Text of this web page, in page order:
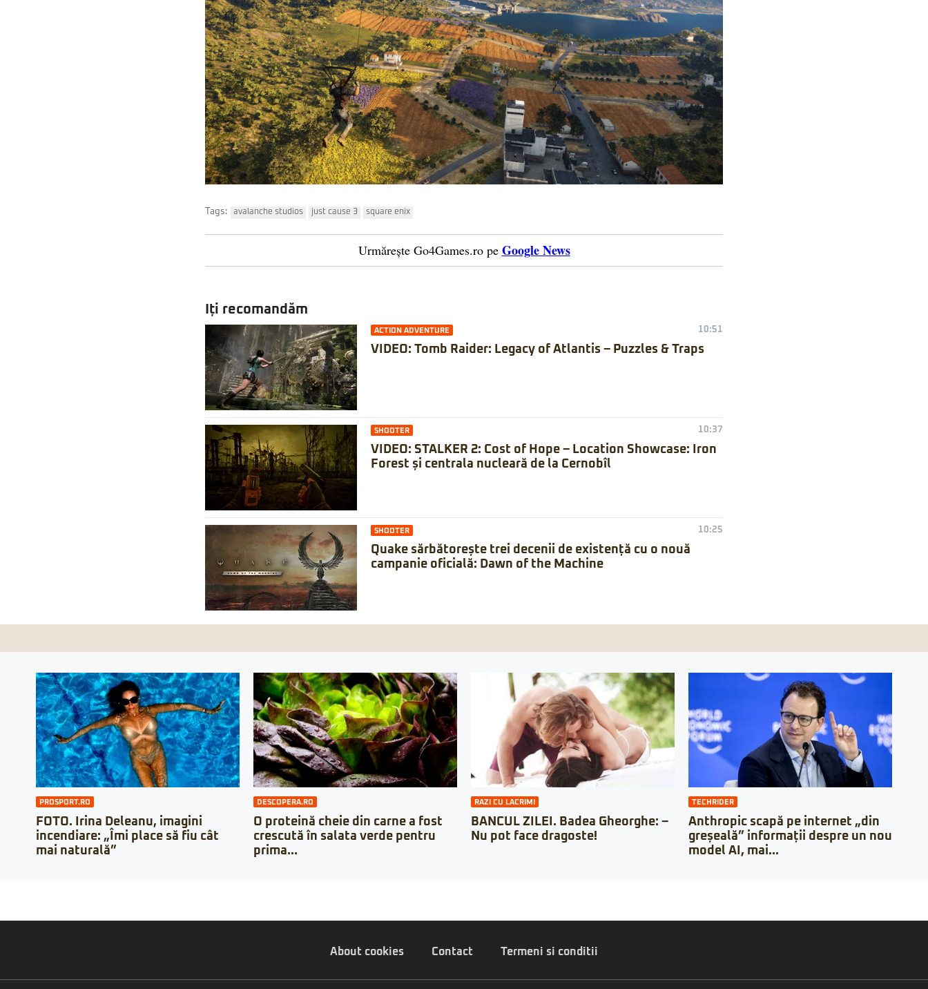
Tags: avalanche studios just cause 3 square enix
Urmărește Go4Games.ro pe Google News
Iți recomandăm
ACTION ADVENTURE 10:51
VIDEO: Tomb Raider: Legacy of Atlantis – Puzzles & Traps
SHOOTER 10:37
VIDEO: STALKER 2: Cost of Hope – Location Showcase: Iron
Forest și centrala nucleară de la Cernobîl
SHOOTER 10:25
Quake sărbătorește trei decenii de existență cu o nouă
campanie oficială: Dawn of the Machine
PROSPORT.RO
FOTO. Irina Deleanu, imagini
incendiare: „Îmi place să fiu cât
mai naturală”
DESCOPERA.RO
O proteină cheie din carne a fost
crescută în salata verde pentru
prima...
RAZI CU LACRIMI
BANCUL ZILEI. Badea Gheorghe: –
Nu pot face dragoste!
TECHRIDER
Anthropic scapă pe internet „din
greșeală” informații despre un nou
model AI, mai...
About cookies Contact Termeni si conditii